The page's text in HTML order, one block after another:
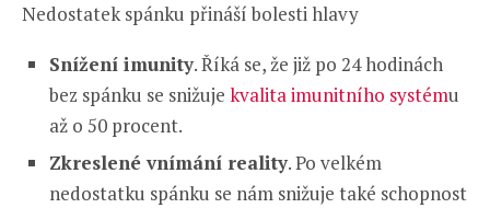
Nedostatek spánku přináší bolesti hlavy
Snížení imunity. Říká se, že již po 24 hodinách
bez spánku se snižuje kvalita imunitního systému
až o 50 procent.
Zkreslené vnímání reality. Po velkém
nedostatku spánku se nám snižuje také schopnost